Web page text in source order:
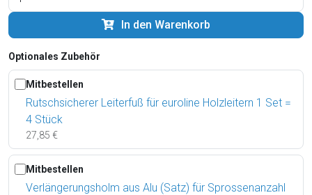
In den Warenkorb
Optionales Zubehör
Mitbestellen
Rutschsicherer Leiterfuß für euroline Holzleitern 1 Set =
4 Stück
27,85 €
Mitbestellen
Verlängerungsholm aus Alu (Satz) für Sprossenanzahl